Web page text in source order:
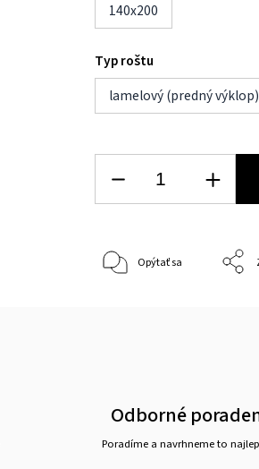
140x200
Typ roštu
lamelový (predný výklop)
Opýtať sa
Odborné
Poradíme a navrhneme to